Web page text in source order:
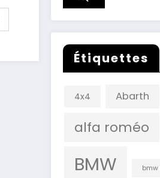
Étiquettes
4x4 Abarth
alfa roméo
BMW bmw